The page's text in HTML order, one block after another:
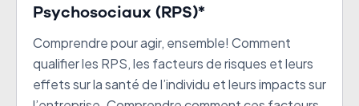
Psychosociaux (RPS)*
Comprendre pour agir, ensemble! Comment
qualifier les RPS, les facteurs de risques et leurs
effets sur la santé de l’individu et leurs impacts sur